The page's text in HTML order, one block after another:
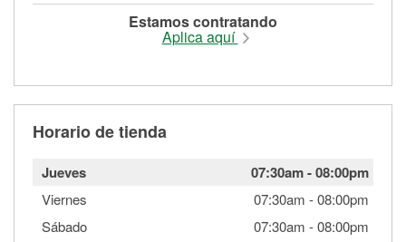
Estamos contratando
Aplica aquí
Horario de tienda
Jueves 07:30am-08:00pm
Viernes 07:30am -08:00pm
Sábado
07:30am -08:00pm